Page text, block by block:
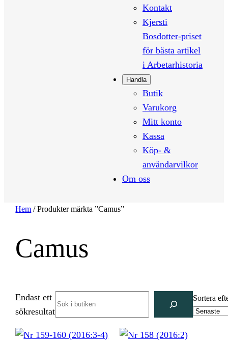
Kontakt
Kjersti
Bosdotter-priset
för bästa artikel
i Arbetarhistoria
Handla
Butik
Varukorg
Mitt konto
Kassa
Köp- &
användarvilkor
Om oss
Hem / Produkter märkta ”Camus”
Camus
Endast ett
sökresultat
Sortera